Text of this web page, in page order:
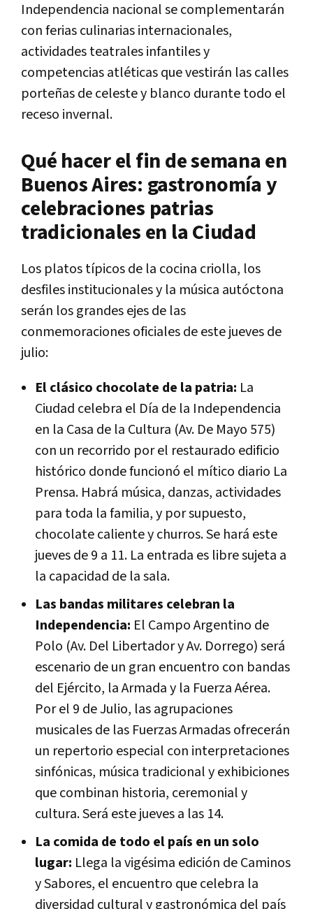
Independencia nacional se complementarán
con ferias culinarias internacionales,
actividades teatrales infantiles y
competencias atléticas que vestirán las calles
porteñas de celeste y blanco durante todo el
receso invernal.
Qué hacer el fin de semana en
Buenos Aires: gastronomía y
celebraciones patrias
tradicionales en la Ciudad
Los platos típicos de la cocina criolla, los
desfiles institucionales y la música autóctona
serán los grandes ejes de las
conmemoraciones oficiales de este jueves de
julio:
El clásico chocolate de la patria: La
Ciudad celebra el Día de la Independencia
en la Casa de la Cultura (Av. De Mayo 575)
con un recorrido por el restaurado edificio
histórico donde funcionó el mítico diario La
Prensa. Habrá música, danzas, actividades
para toda la familia, y por supuesto,
chocolate caliente y churros. Se hará este
jueves de 9 a 11. La entrada es libre sujeta a
la capacidad de la sala.
Las bandas militares celebran la
Independencia: El Campo Argentino de
Polo (Av. Del Libertador y Av. Dorrego) será
escenario de un gran encuentro con bandas
del Ejército, la Armada y la Fuerza Aérea.
Por el 9 de Julio, las agrupaciones
musicales de las Fuerzas Armadas ofrecerán
un repertorio especial con interpretaciones
sinfónicas, música tradicional y exhibiciones
que combinan historia, ceremonial y
cultura. Será este jueves a las 14.
La comida de todo el país en un solo
lugar: Llega la vigésima edición de Caminos
y Sabores, el encuentro que celebra la
diversidad cultural y gastronómica del país